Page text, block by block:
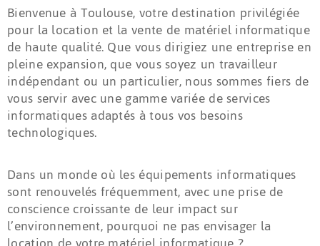
Bienvenue à Toulouse, votre destination privilégiée
pour la location et la vente de matériel informatique
de haute qualité. Que vous dirigiez une entreprise en
pleine expansion, que vous soyez un travailleur
indépendant ou un particulier, nous sommes fiers de
vous servir avec une gamme variée de services
informatiques adaptés à tous vos besoins
technologiques.
Dans un monde où les équipements informatiques
sont renouvelés fréquemment, avec une prise de
conscience croissante de leur impact sur
l’environnement, pourquoi ne pas envisager la